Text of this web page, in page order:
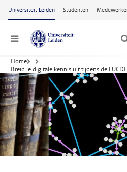
Ga naar hoofdinhoud
Universiteit Leiden Studenten
Menu
Home ...
Breid je digitale kennis uit tijdens de